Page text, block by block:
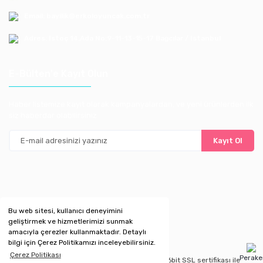
Bu web sitesi, kullanıcı deneyimini
geliştirmek ve hizmetlerimizi sunmak
amacıyla çerezler kullanmaktadır. Detaylı
bilgi için Çerez Politikamızı inceleyebilirsiniz.
Çerez Politikası
Kayıt Ol
Copyright 2020 © Kredi kartı bilgileriniz 256bit SSL sertifikası ile